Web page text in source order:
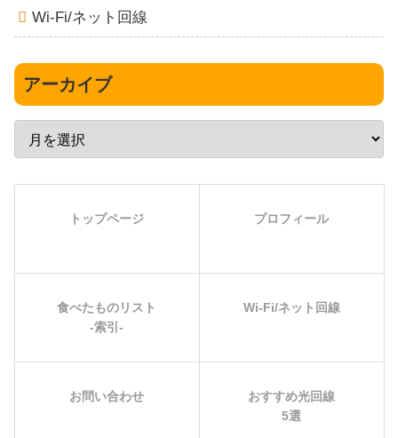
Wi-Fi/ネット回線
アーカイブ
トップページ プロフィール
食べたものリスト
-索引-
Wi-Fi/ネット回線
お問い合わせ
おすすめ光回線
5選